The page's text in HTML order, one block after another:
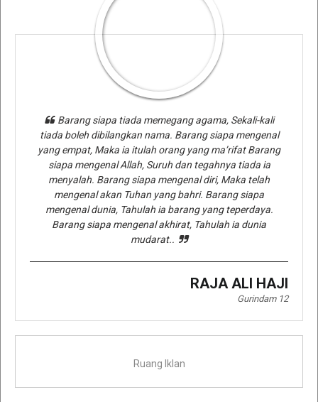
Barang siapa tiada memegang agama, Sekali-kali
tiada boleh dibilangkan nama. Barang siapa mengenal
yang empat, Maka ia itulah orang yang ma’rifat Barang
siapa mengenal Allah, Suruh dan tegahnya tiada ia
menyalah. Barang siapa mengenal diri, Maka telah
mengenal akan Tuhan yang bahri. Barang siapa
mengenal dunia, Tahulah ia barang yang teperdaya.
Barang siapa mengenal akhirat, Tahulah ia dunia
mudarat..
RAJA ALI HAJI
Gurindam 12
Ruang Iklan